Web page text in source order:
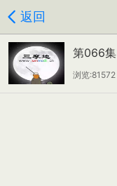
返回
第066集
浏览:81572